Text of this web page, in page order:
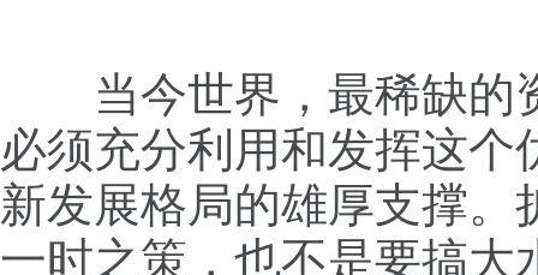
当今世界，最稀缺的
必须充分利用和发挥这
新发展格局的雄厚支撑
一时之策，也不是要搞大